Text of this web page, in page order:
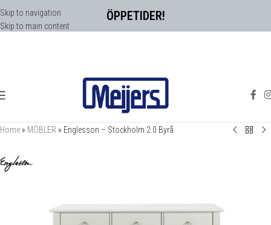
ÖPPETIDER!
Skip to navigation
Skip to main content
Home » MÖBLER » Englesson – Stockholm 2.0 Byrå